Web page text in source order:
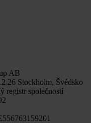
AB
26 Stockholm, Švédsko
registr společností